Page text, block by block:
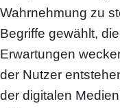
Wahrnehmung zu
Begriffe gewählt,
Erwartungen
der Nutzer
der digitalen